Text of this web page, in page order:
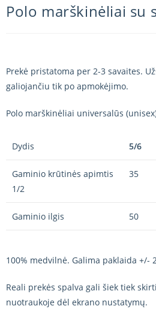
Polo marškinėliai su
Prekė pristatoma per 2-3 savaites.
galiojančiu tik po apmokėjimo.
Polo marškinėliai universalūs
Dydis 5/6
Gaminio krūtinės apimtis
1/2
35
Gaminio ilgis 50
100% medvilnė. Galima paklaida +/-
Reali prekės spalva gali šiek tiek
nuotraukoje dėl ekrano nustatymų.